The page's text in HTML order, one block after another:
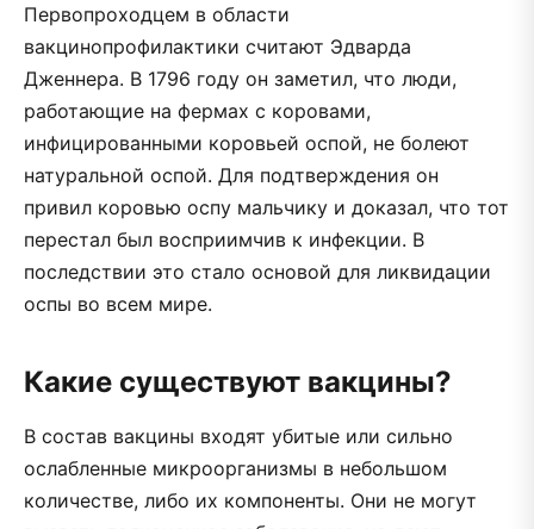
Первопроходцем в области
вакцинопрофилактики считают Эдварда
Дженнера. В 1796 году он заметил, что люди,
работающие на фермах с коровами,
инфицированными коровьей оспой, не болеют
натуральной оспой. Для подтверждения он
привил коровью оспу мальчику и доказал, что тот
перестал был восприимчив к инфекции. В
последствии это стало основой для ликвидации
оспы во всем мире.
Какие существуют вакцины?
В состав вакцины входят убитые или сильно
ослабленные микроорганизмы в небольшом
количестве, либо их компоненты. Они не могут